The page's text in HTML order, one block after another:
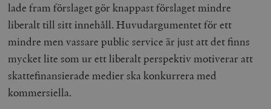
lade fram förslaget gör knappast förslaget mindre
liberalt till sitt innehåll. Huvudargumentet för ett
mindre men vassare public service är just att det finns
mycket lite som ur ett liberalt perspektiv motiverar att
skattefinansierade medier ska konkurrera med
kommersiella.